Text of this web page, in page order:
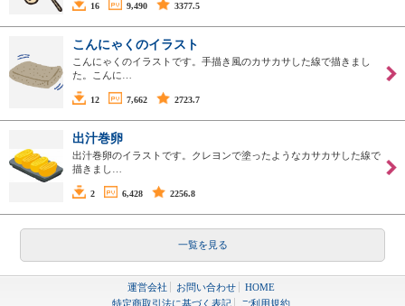
16 9,490 3377.5
こんにゃくのイラスト
こんにゃくのイラストです。手描き風のカサカサした線で描きまし
た。こんに…
12 7,662 2723.7
出汁巻卵
出汁巻卵のイラストです。クレヨンで塗ったようなカサカサした線で
描きまし…
2 6,428 2256.8
一覧を見る
運営会社 お問い合わせ
HOME
特定商取引法に基づく表記
ご利用規約